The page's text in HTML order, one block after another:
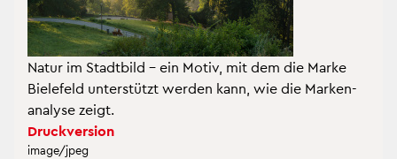
Natur im Stadt­bild – ein Motiv, mit dem die Marke
Bie­le­feld un­ter­stützt wer­den kann, wie die Mar­ken­
ana­ly­se zeigt.
Druck­ver­si­on
image/jpeg